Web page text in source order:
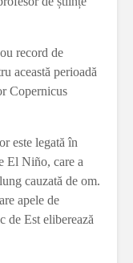
record de
această perioadă
Copernicus
este legată în
El Niño, care a
cauzată de om.
apele de
de Est eliberează